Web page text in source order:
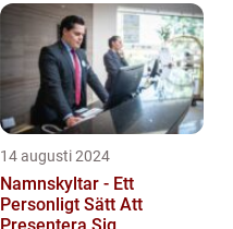
14 augusti 2024
Namnskyltar - Ett
Personligt Sätt Att